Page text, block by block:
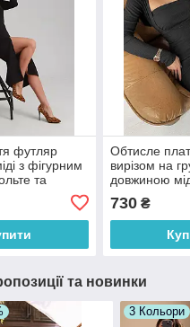
футляр
з фігурним
та
Обтисле
вирізом на
довжиною
730₴
та новинки
3 Кольори